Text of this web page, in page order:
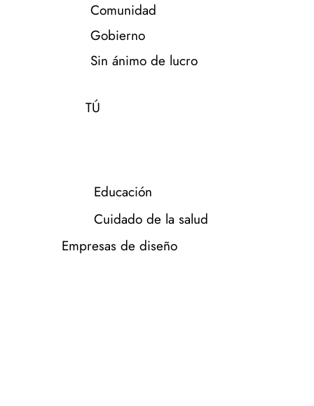
Comunidad
Gobierno
Sin ánimo de lucro
Educación
Cuidado de la salud
Empresas de diseño
TÚ